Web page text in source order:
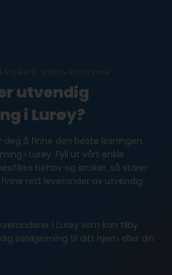
GRATIS TILBUD • RASKT SVAR
utvendig
i Lurøy?
deg å finne den beste løsningen
i Lurøy. Fyll ut vårt enkle
behov og ønsker, så starer
rett leverandør av utvendig
i Lurøy som kan tilby
solskjerming til ditt hjem eller din